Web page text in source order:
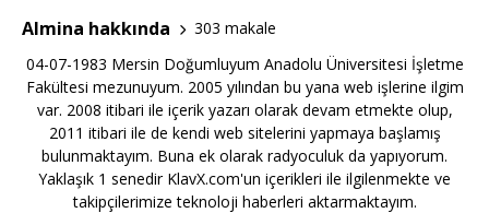
Almina hakkında
303 makale
04-07-1983 Mersin Doğumluyum Anadolu Üniversitesi İşletme
Fakültesi mezunuyum. 2005 yılından bu yana web işlerine ilgim
var. 2008 itibari ile içerik yazarı olarak devam etmekte olup,
2011 itibari ile de kendi web sitelerini yapmaya başlamış
bulunmaktayım. Buna ek olarak radyoculuk da yapıyorum.
Yaklaşık 1 senedir KlavX.com'un içerikleri ile ilgilenmekte ve
takipçilerimize teknoloji haberleri aktarmaktayım.